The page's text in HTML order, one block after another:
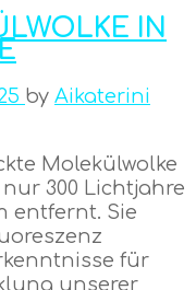
IN
by Aikaterini
Molekülwolke
300 Lichtjahre
entfernt. Sie
für
unserer